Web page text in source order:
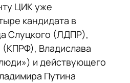
ЦИК уже
кандидата в
Слуцкого (ЛДПР),
(КПРФ), Владислава
и действующего
Путина